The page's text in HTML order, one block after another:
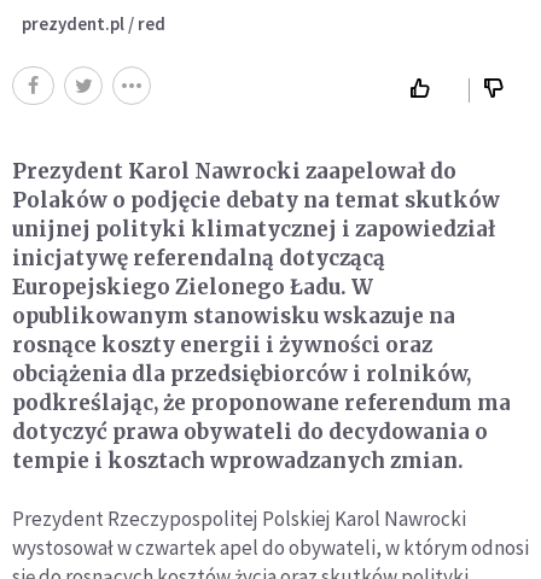
prezydent.pl / red
Prezydent Karol Nawrocki zaapelował do
Polaków o podjęcie debaty na temat skutków
unijnej polityki klimatycznej i zapowiedział
inicjatywę referendalną dotyczącą
Europejskiego Zielonego Ładu. W
opublikowanym stanowisku wskazuje na
rosnące koszty energii i żywności oraz
obciążenia dla przedsiębiorców i rolników,
podkreślając, że proponowane referendum ma
dotyczyć prawa obywateli do decydowania o
tempie i kosztach wprowadzanych zmian.
Prezydent Rzeczypospolitej Polskiej Karol Nawrocki
wystosował w czwartek apel do obywateli, w którym odnosi